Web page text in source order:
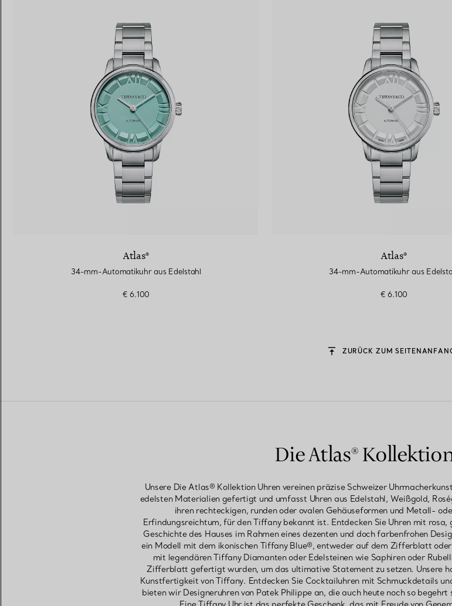
Atlas®
34-mm-Automatikuhr aus Edelstahl
€ 6.100
Atlas®
34-mm-Automatikuhr aus
€ 6.100
ZURÜCK ZUM
Die Atlas®
Unsere Die Atlas® Kollektion Uhren vereinen präzise Schweizer
edelsten Materialien gefertigt und umfasst Uhren aus Edelstahl, Weißgold,
ihren rechteckigen, runden oder ovalen Gehäuseformen und Metall-
Erfindungsreichtum, für den Tiffany bekannt ist. Entdecken Sie Uhren mit
Geschichte des Hauses im Rahmen eines dezenten und doch farbenfrohen
ein Modell mit dem ikonischen Tiffany Blue®, entweder auf dem Zifferblatt
mit legendären Tiffany Diamanten oder Edelsteinen wie Saphiren oder
Zifferblatt gefertigt wurden, um das ultimative Statement zu setzen. Unsere
Kunstfertigkeit von Tiffany. Entdecken Sie Cocktailuhren mit Schmuckdetails
bieten wir Designeruhren von Patek Philippe an, die auch heute noch so